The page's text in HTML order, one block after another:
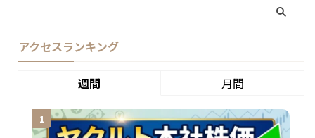
アクセスランキング
週間 月間